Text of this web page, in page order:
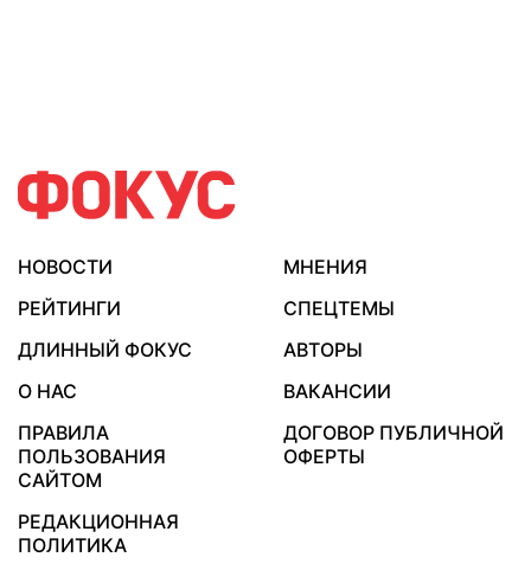
НОВОСТИ
МНЕНИЯ
РЕЙТИНГИ
СПЕЦТЕМЫ
ДЛИННЫЙ ФОКУС
АВТОРЫ
О НАС
ВАКАНСИИ
ПРАВИЛА
ПОЛЬЗОВАНИЯ
САЙТОМ
ДОГОВОР ПУБЛИЧНОЙ
ОФЕРТЫ
РЕДАКЦИОННАЯ
ПОЛИТИКА